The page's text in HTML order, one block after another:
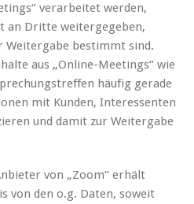
verarbeitet werden,
an Dritte weitergegeben,
Weitergabe bestimmt sind.
aus „Online-Meetings“ wie
häufig gerade
mit Kunden, Interessenten
und damit zur Weitergabe
von „Zoom“ erhält
von den o.g. Daten, soweit